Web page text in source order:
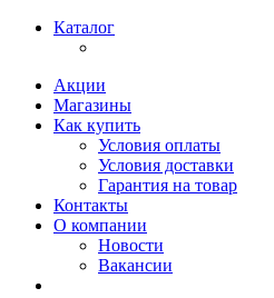
Каталог
Акции
Магазины
Как купить
Условия оплаты
Условия доставки
Гарантия на товар
Контакты
О компании
Новости
Вакансии